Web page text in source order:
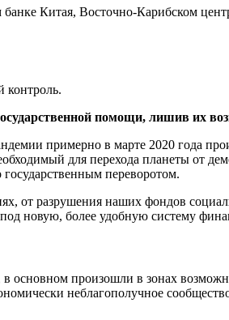
Китая, Восточно-Карибском
контроль.
помощи, лишив их
примерно в марте 2020 года
для перехода планеты от
переворотом.
от разрушения наших фондов
под новую, более удобную систему
основном произошли в зонах
неблагополучное